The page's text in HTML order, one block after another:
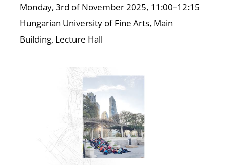
Monday, 3rd of November 2025, 11:00–12:15
Hungarian University of Fine Arts, Main
Building, Lecture Hall